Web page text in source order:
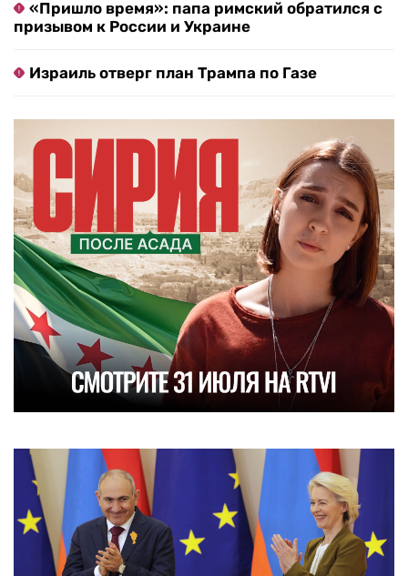
«Пришло время»: папа римский обратился с
призывом к России и Украине
Израиль отверг план Трампа по Газе